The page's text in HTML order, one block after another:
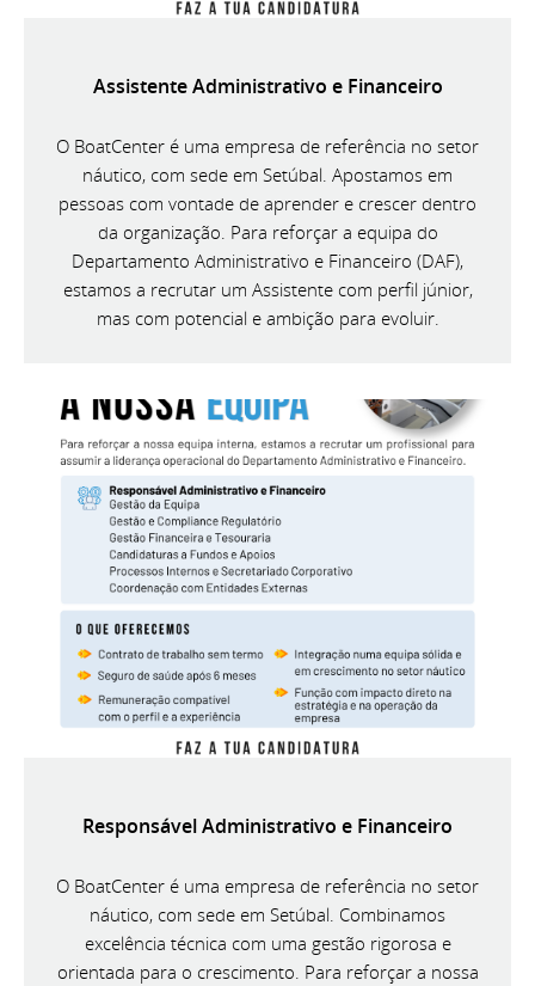
Assistente Administrativo e Financeiro
O BoatCenter é uma empresa de referência no setor
náutico, com sede em Setúbal. Apostamos em
pessoas com vontade de aprender e crescer dentro
da organização. Para reforçar a equipa do
Departamento Administrativo e Financeiro (DAF),
estamos a recrutar um Assistente com perfil júnior,
mas com potencial e ambição para evoluir.
Responsável Administrativo e Financeiro
O BoatCenter é uma empresa de referência no setor
náutico, com sede em Setúbal. Combinamos
excelência técnica com uma gestão rigorosa e
orientada para o crescimento. Para reforçar a nossa